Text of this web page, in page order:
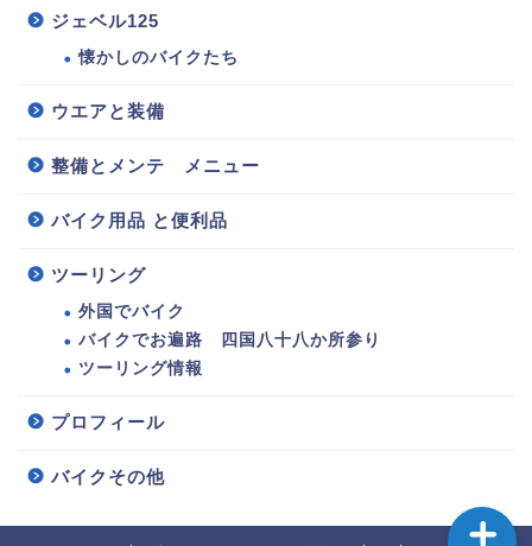
ジェベル125
懐かしのバイクたち
ウエアと装備
整備とメンテ メニュー
バイク用品 と便利品
ツーリング
外国でバイク
バイクでお遍路 四国八十八か所参り
ツーリング情報
プロフィール
バイクその他
125バイク選び・情報
ウエアと装備